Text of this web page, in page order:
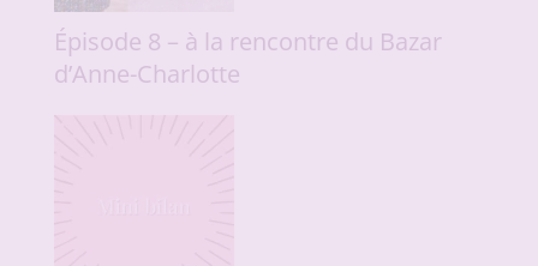
Épisode 8 – à la rencontre du Bazar
d’Anne-Charlotte